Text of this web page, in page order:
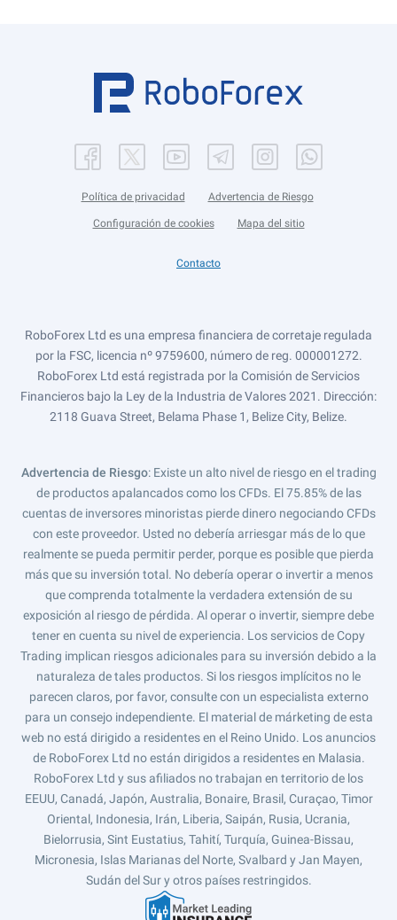
Política de privacidad Advertencia de Riesgo
Configuración de cookies Mapa del sitio
Contacto
RoboForex Ltd es una empresa financiera de corretaje regulada
por la FSC, licencia nº 9759600, número de reg. 000001272.
RoboForex Ltd está registrada por la Comisión de Servicios
Financieros bajo la Ley de la Industria de Valores 2021. Dirección:
2118 Guava Street, Belama Phase 1, Belize City, Belize.
Advertencia de Riesgo: Existe un alto nivel de riesgo en el trading
de productos apalancados como los CFDs. El 75.85% de las
cuentas de inversores minoristas pierde dinero negociando CFDs
con este proveedor. Usted no debería arriesgar más de lo que
realmente se pueda permitir perder, porque es posible que pierda
más que su inversión total. No debería operar o invertir a menos
que comprenda totalmente la verdadera extensión de su
exposición al riesgo de pérdida. Al operar o invertir, siempre debe
tener en cuenta su nivel de experiencia. Los servicios de Copy
Trading implican riesgos adicionales para su inversión debido a la
naturaleza de tales productos. Si los riesgos implícitos no le
parecen claros, por favor, consulte con un especialista externo
para un consejo independiente. El material de márketing de esta
web no está dirigido a residentes en el Reino Unido. Los anuncios
de RoboForex Ltd no están dirigidos a residentes en Malasia.
RoboForex Ltd y sus afiliados no trabajan en territorio de los
EEUU, Canadá, Japón, Australia, Bonaire, Brasil, Curaçao, Timor
Oriental, Indonesia, Irán, Liberia, Saipán, Rusia, Ucrania,
Bielorrusia, Sint Eustatius, Tahití, Turquía, Guinea-Bissau,
Micronesia, Islas Marianas del Norte, Svalbard y Jan Mayen,
Sudán del Sur y otros países restringidos.